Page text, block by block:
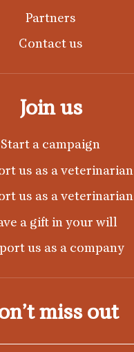
Partners
Contact us
Join us
Start a campaign
us as a veterinarian
us as a veterinarian
a gift in your will
us as a company
miss out